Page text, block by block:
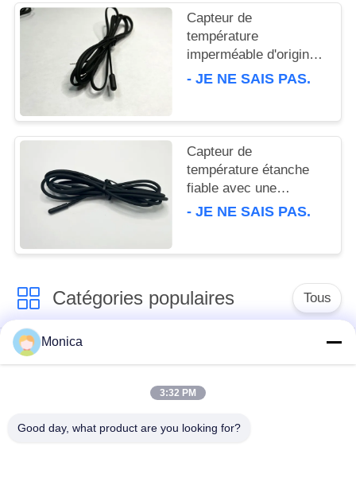
Capteur de
température
imperméable d'origine
Résistance à l'isolation
- JE NE SAIS PAS.
Capteur de
température étanche
fiable avec une
précision de ± 0,5 °C
- JE NE SAIS PAS.
Catégories populaires Tous
Thermistance de la
précision NTC
époxyde
NTC encapsulée par
Sonde de
Monica
3:32 PM
Good day, what product are you looking for?